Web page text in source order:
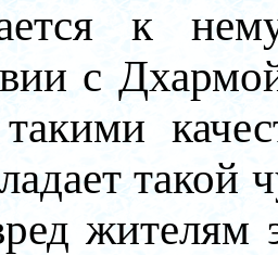
к
с
такими
такой
жителям